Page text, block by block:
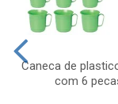
Caneca de
com 6